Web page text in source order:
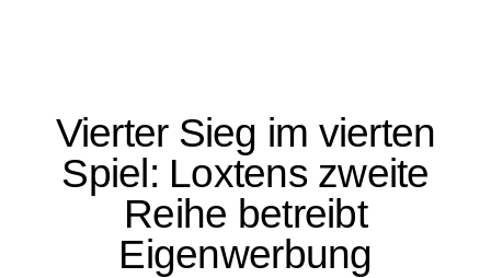
Vierter Sieg im vierten
Spiel: Loxtens zweite
Reihe betreibt
Eigenwerbung